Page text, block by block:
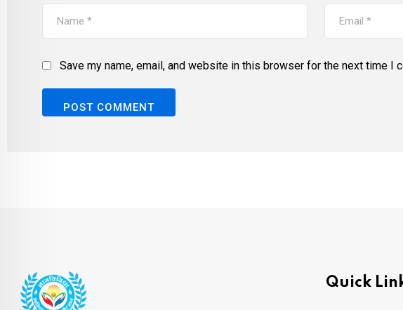
Save my name, email, and website in this browser for the next time I
Quick